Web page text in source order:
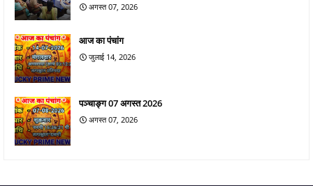
अगस्त 07, 2026
आज का पंचांग
जुलाई 14, 2026
पञ्चाङ्ग 07 अगस्त 2026
अगस्त 07, 2026